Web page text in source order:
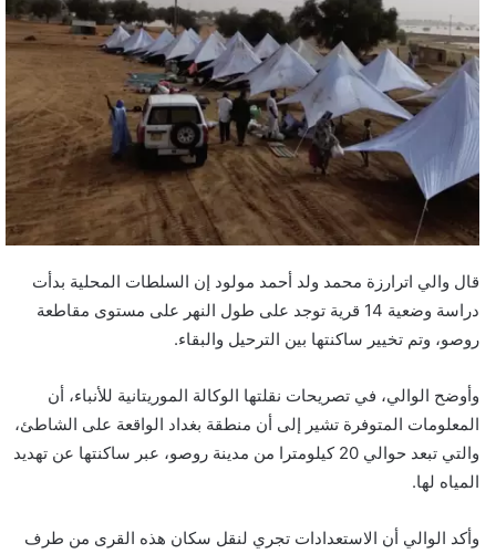
قال والي اترارزة محمد ولد أحمد مولود إن السلطات المحلية بدأت
دراسة وضعية 14 قرية توجد على طول النهر على مستوى مقاطعة
روصو، وتم تخيير ساكنتها بين الترحيل والبقاء.
وأوضح الوالي، في تصريحات نقلتها الوكالة الموريتانية للأنباء، أن
المعلومات المتوفرة تشير إلى أن منطقة بغداد الواقعة على الشاطئ،
والتي تبعد حوالي 20 كيلومترا من مدينة روصو، عبر ساكنتها عن تهديد
المياه لها.
وأكد الوالي أن الاستعدادات تجري لنقل سكان هذه القرى من طرف